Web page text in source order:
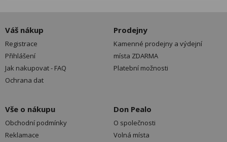
Váš nákup
Registrace
Přihlášení
Jak nakupovat - FAQ
Ochrana dat
Prodejny
Kamenné prodejny a výdejní
místa ZDARMA
Platební možnosti
Vše o nákupu
Obchodní podmínky
Reklamace
Don Pealo
O společnosti
Volná místa